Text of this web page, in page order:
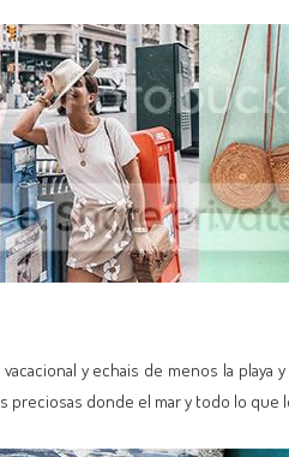
y echais de menos la playa y
preciosas donde el mar y todo lo que